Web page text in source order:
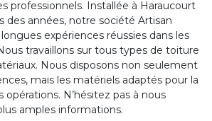
professionnels. Installée à Haraucourt
des années, notre société Artisan
expériences réussies dans les
travaillons sur tous types de toiture
Nous disposons non seulement
mais les matériels adaptés pour la
N’hésitez pas à nous
amples informations.